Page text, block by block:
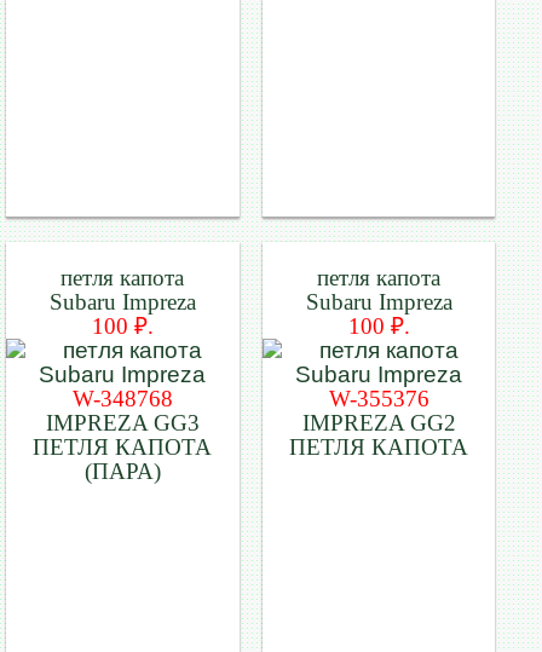
петля капота
Subaru Impreza
100 ₽.
W-348768
IMPREZA GG3
ПЕТЛЯ КАПОТА
(ПАРА)
петля капота
Subaru Impreza
100 ₽.
W-355376
IMPREZA GG2
ПЕТЛЯ КАПОТА